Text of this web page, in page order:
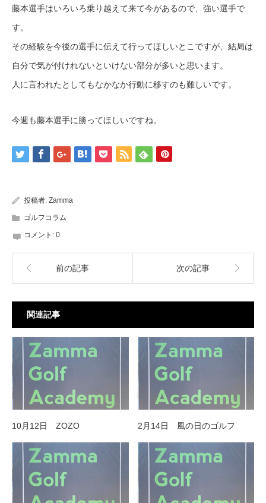
藤本選手はいろいろ乗り越えて来て今があるので、強い選手で
す。
その経験を今後の選手に伝えて行ってほしいとこですが、結局は
自分で気が付けれないといけない部分が多いと思います。
人に言われたとしてもなかなか行動に移すのも難しいです。
今週も藤本選手に勝ってほしいですね。
投稿者: Zamma
ゴルフコラム
コメント: 0
前の記事 次の記事
関連記事
10月12日 ZOZO 2月14日 風の日のゴルフ